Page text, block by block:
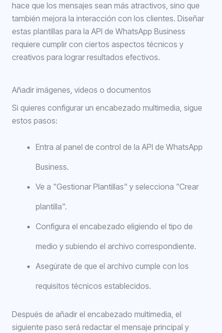
hace que los mensajes sean más atractivos, sino que
también mejora la interacción con los clientes. Diseñar
estas plantillas para la API de WhatsApp Business
requiere cumplir con ciertos aspectos técnicos y
creativos para lograr resultados efectivos.
Añadir imágenes, videos o documentos
Si quieres configurar un encabezado multimedia, sigue
estos pasos:
Entra al panel de control de la API de WhatsApp
Business.
Ve a "Gestionar Plantillas" y selecciona "Crear
plantilla".
Configura el encabezado eligiendo el tipo de
medio y subiendo el archivo correspondiente.
Asegúrate de que el archivo cumple con los
requisitos técnicos establecidos.
Después de añadir el encabezado multimedia, el
siguiente paso será redactar el mensaje principal y